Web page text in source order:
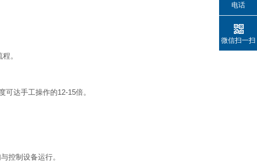
。
达手工操作的12-15倍。
控制设备运行。
电话
微信扫一扫